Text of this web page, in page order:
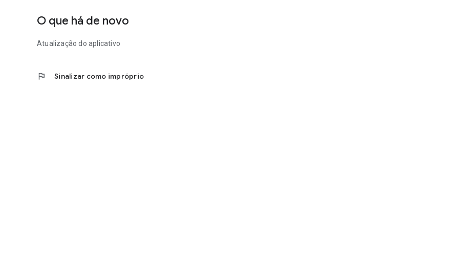
O que há de novo
Atualização do aplicativo
flag Sinalizar como impróprio